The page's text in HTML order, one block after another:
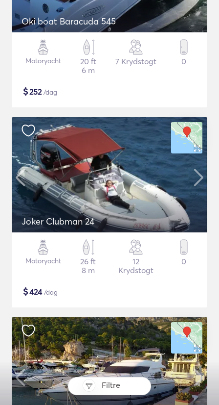
Filtre
Oki boat Baracuda 545
Motoryacht
20 ft
6 m
7 Krydstogt 0
$252/dag
Joker Clubman 24
Motoryacht
26 ft
8 m
12
Krydstogt
0
$424/dag